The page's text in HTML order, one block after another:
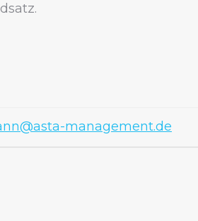
management.de